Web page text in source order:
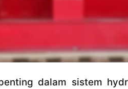
dalam sistem